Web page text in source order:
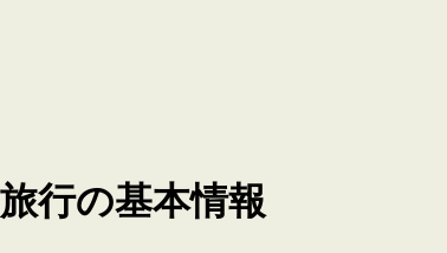
旅行の基本情報